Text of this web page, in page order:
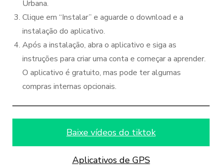
Urbana.
Clique em “Instalar” e aguarde o download e a
instalação do aplicativo.
Após a instalação, abra o aplicativo e siga as
instruções para criar uma conta e começar a aprender.
O aplicativo é gratuito, mas pode ter algumas
compras internas opcionais.
Baixe vídeos do tiktok
Aplicativos de GPS